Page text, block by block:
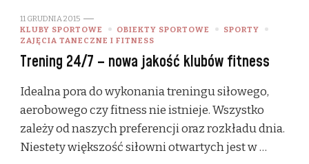
11 GRUDNIA 2015
KLUBY SPORTOWE
OBIEKTY SPORTOWE
SPORTY
ZAJĘCIA TANECZNE I FITNESS
Trening 24/7 – nowa jakość klubów fitness
Idealna pora do wykonania treningu siłowego,
aerobowego czy fitness nie istnieje. Wszystko
zależy od naszych preferencji oraz rozkładu dnia.
Niestety większość siłowni otwartych jest w …